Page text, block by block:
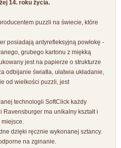
14. roku życia.
puzzli na świecie, które
posiadają antyrefleksyjną powłokę -
grubego kartonu z miękką
jest na papierze o strukturze
odbijanie światła, ułatwia układanie,
od wielkości puzzli, jest
technologii SoftClick każdy
ma unikalny kształt i
miejsce.
dzięki ręcznie wykonanej sztancy.
na zginanie.